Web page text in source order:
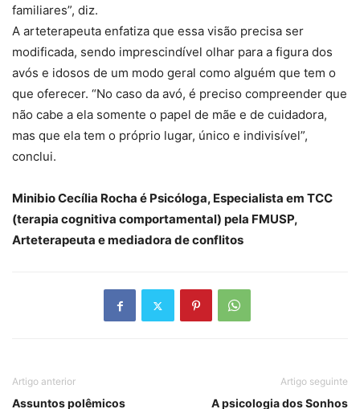
familiares”, diz.
A arteterapeuta enfatiza que essa visão precisa ser
modificada, sendo imprescindível olhar para a figura dos
avós e idosos de um modo geral como alguém que tem o
que oferecer. “No caso da avó, é preciso compreender que
não cabe a ela somente o papel de mãe e de cuidadora,
mas que ela tem o próprio lugar, único e indivisível”,
conclui.
Minibio Cecília Rocha é Psicóloga, Especialista em TCC
(terapia cognitiva comportamental) pela FMUSP,
Arteterapeuta e mediadora de conflitos
Artigo anterior
Assuntos polêmicos
Artigo seguinte
A psicologia dos Sonhos